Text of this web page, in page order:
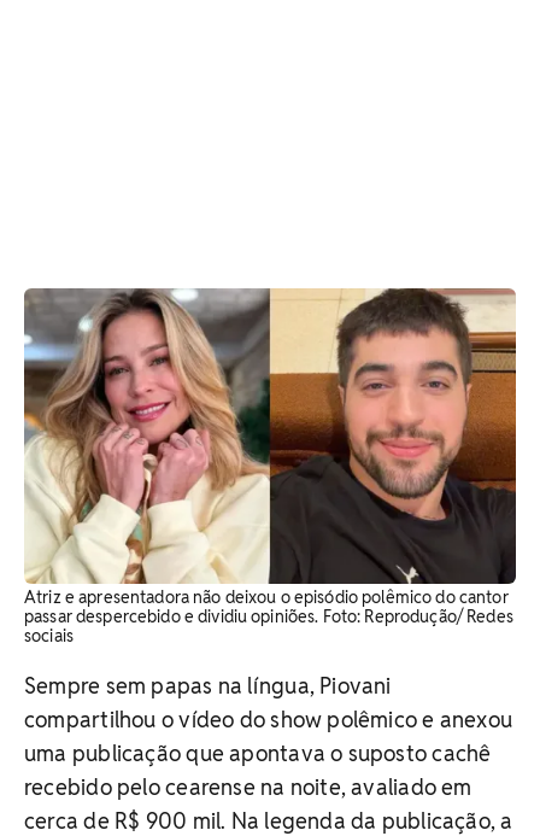
Atriz e apresentadora não deixou o episódio polêmico do cantor
passar despercebido e dividiu opiniões. Foto: Reprodução/ Redes
sociais
Sempre sem papas na língua, Piovani
compartilhou o vídeo do show polêmico e anexou
uma publicação que apontava o suposto cachê
recebido pelo cearense na noite, avaliado em
cerca de R$ 900 mil. Na legenda da publicação, a